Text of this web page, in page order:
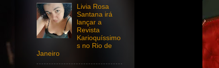
Livia Rosa
Santana irá
lançar a
Revista
Karioquíssimo
s no Rio de
Janeiro